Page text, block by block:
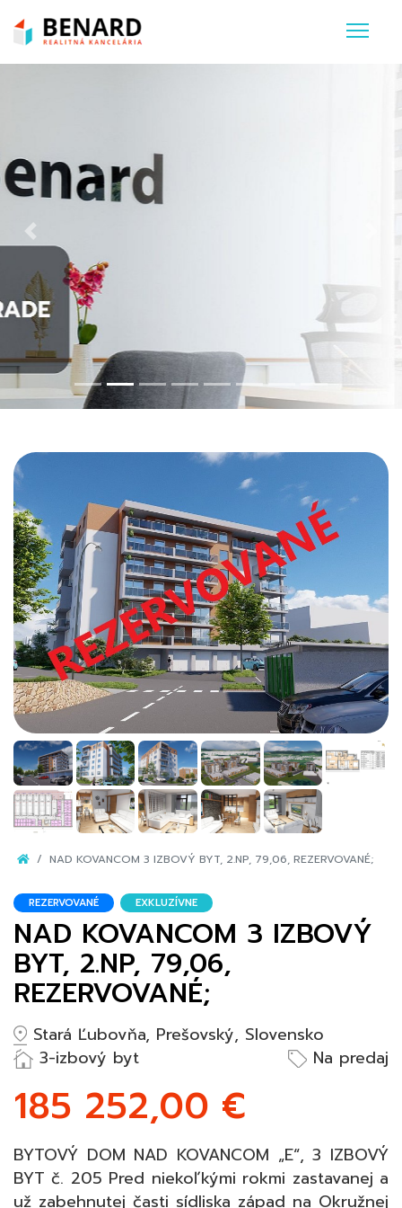
Previous
NAD KOVANCOM 3 IZBOVÝ BYT, 2.NP, 79,06, REZERVOVANÉ;
REZERVOVANÉ EXKLUZÍVNE
NAD KOVANCOM 3 IZBOVÝ
BYT, 2.NP, 79,06,
REZERVOVANÉ;
Stará Ľubovňa, Prešovský, Slovensko
3-izbový byt
Na predaj
185 252,00 €
BYTOVÝ DOM NAD KOVANCOM „E“, 3 IZBOVÝ
BYT č. 205 Pred niekoľkými rokmi zastavanej a
už zabehnutej časti sídliska západ na Okružnej